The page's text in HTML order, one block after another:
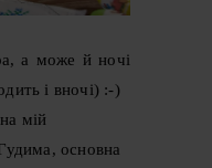
а може й ночі
і вночі) :-)
мій
основна